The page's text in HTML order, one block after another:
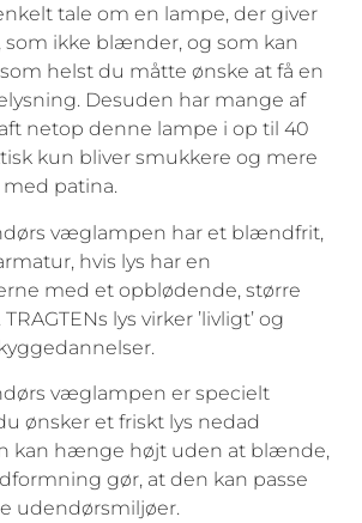
tale om en lampe, der giver
som ikke blænder, og som kan
helst du måtte ønske at få en
Desuden har mange af
netop denne lampe i op til 40
kun bliver smukkere og mere
patina.
væglampen har et blændfrit,
hvis lys har en
med et opblødende, større
lys virker ’livligt’ og
væglampen er specielt
ønsker et friskt lys nedad
kan hænge højt uden at blænde,
gør, at den kan passe
udendørsmiljøer.